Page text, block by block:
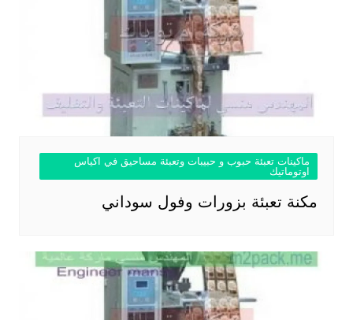
ماكينات تعبئة حبوب و حبيبات وتعبئة مساحيق في اكياس
اوتوماتيك
مكنة تعبئة بزورات وفول سوداني